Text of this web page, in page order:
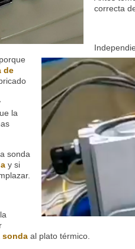
correcta
de
la
sonda
y si
sonda al plato térmico.